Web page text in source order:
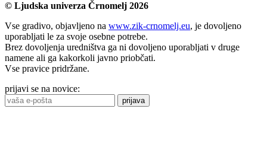
© Ljudska univerza Črnomelj 2026
Vse gradivo, objavljeno na www.zik-crnomelj.eu, je dovoljeno
uporabljati le za svoje osebne potrebe.
Brez dovoljenja uredništva ga ni dovoljeno uporabljati v druge
namene ali ga kakorkoli javno priobčati.
Vse pravice pridržane.
prijavi se na novice:
prijava